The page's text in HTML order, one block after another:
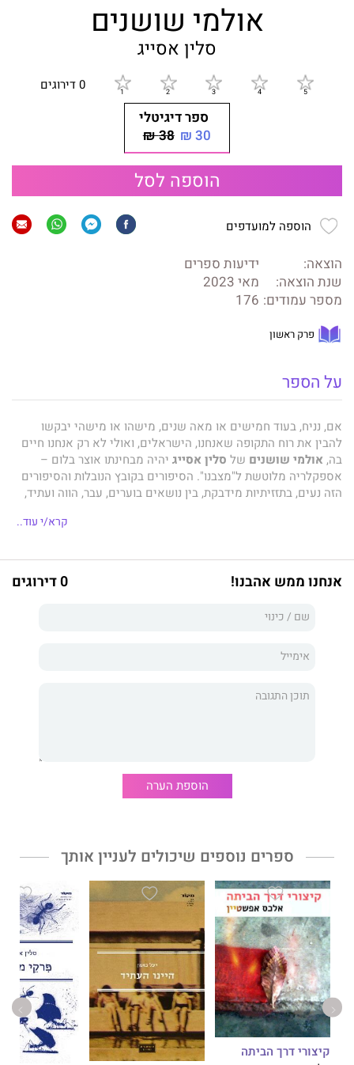
אולמי שושנים
סלין אסייג
0 דירוגים
ספר דיגיטלי
30 ₪
38 ₪
הוספה לסל
הוספה למועדפים
הוצאה:
ידיעות ספרים
שנת הוצאה:
מאי 2023
מספר עמודים: 176
פרק ראשון
על הספר
אם, נניח, בעוד חמישים או מאה שנים, מישהו או מישהי יבקשו
להבין את רוח התקופה שאנחנו, הישראלים, ואולי לא רק אנחנו חיים
בה,אולמי שושנים של סלין אסייג יהיה מבחינתו אוצר בלום –
אספקלריה מלוטשת ל"מצבנו". הסיפורים בקובץ הנובלות והסיפורים
הזה נעים, בתזזיתיות מידבקת, בין נושאים בוערים, עבר, הווה ועתיד,
משובחות על יצורים אנושיים ומוטנטים, כמיהה עזה לאהבה.
הבאים. אלה מעורבבים ומשוקשקים היטב עם הריאליה המדכדכת
מופרכות בכוונת מכוון, חרדות דיסטופיות, זנבות של סיוטים, גודש של
כל אחד מהסיפורים בקובץ המפתיע הזה עומד בפני עצמו. עם זאת,
הפיזיקה, הביולוגיה והארוטיקה השתבשו. כל ניסיון להניח את כף
קרא/י עוד..
אנחנו ממש אהבנו! 0 דירוגים
הוספת הערה
ספרים נוספים שיכולים לעניין אותך
קיצורי דרך הביתה